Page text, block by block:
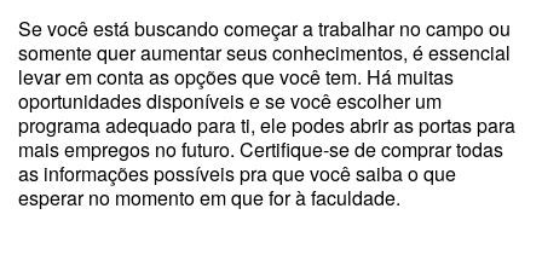
Se você está buscando começar a trabalhar no campo ou
somente quer aumentar seus conhecimentos, é essencial
levar em conta as opções que você tem. Há muitas
oportunidades disponíveis e se você escolher um
programa adequado para ti, ele podes abrir as portas para
mais empregos no futuro. Certifique-se de comprar todas
as informações possíveis pra que você saiba o que
esperar no momento em que for à faculdade.